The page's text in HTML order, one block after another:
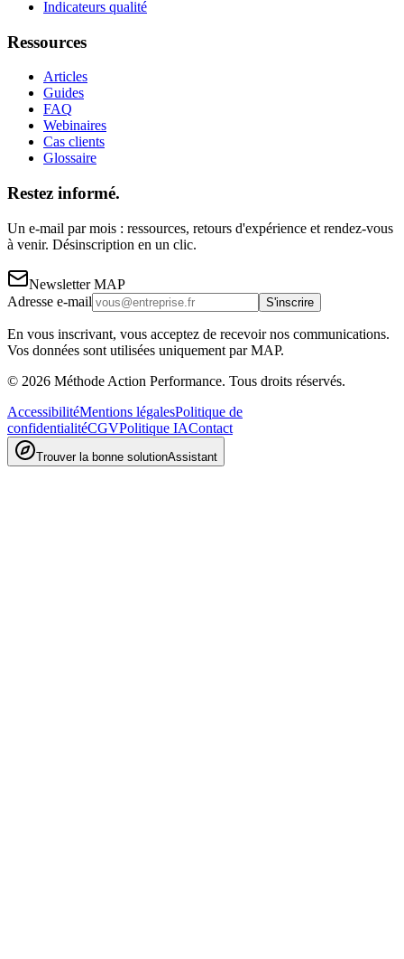
Indicateurs qualité
Ressources
Articles
Guides
FAQ
Webinaires
Cas clients
Glossaire
Restez informé.
Un e-mail par mois : ressources, retours d'expérience et rendez-vous
à venir. Désinscription en un clic.
Newsletter MAP
Adresse e-mail
S'inscrire
En vous inscrivant, vous acceptez de recevoir nos communications.
Vos données sont utilisées uniquement par MAP.
© 2026 Méthode Action Performance. Tous droits réservés.
AccessibilitéMentions légalesPolitique de
confidentialitéCGVPolitique IAContact
Trouver la bonne solutionAssistant